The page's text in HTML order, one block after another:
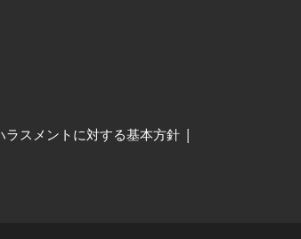
ラスメントに対する基本方針